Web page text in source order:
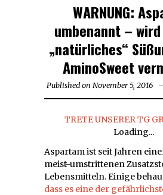
WARNUNG:
umbenannt –
„natürliches“
AminoSweet
Published on November 5, 2016
TRETE UNSERER TG
Loading...
Aspartam ist seit Jahren
meist-umstrittenen
Lebensmitteln. Einige
dass es eine der